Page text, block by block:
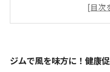
適切な換気で快適に
最新設備に学ぶ！風
ジムで風を味方に！健康